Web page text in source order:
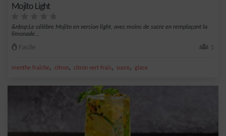
Mojito Light
&nbsp;Le célèbre Mojito en version light, avec moins de sucre en remplaçant la
limonade...
Facile 1
menthe fraîche, citron, citron vert frais, sucre, glace